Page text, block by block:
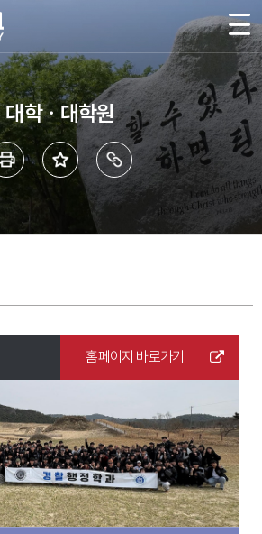
대학ㆍ대학원
홈페이지 바로가기